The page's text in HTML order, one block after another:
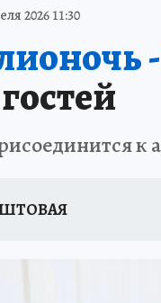
ЗАПОВЕДНАЯ РОССИЯ
2026 11:30
-
к